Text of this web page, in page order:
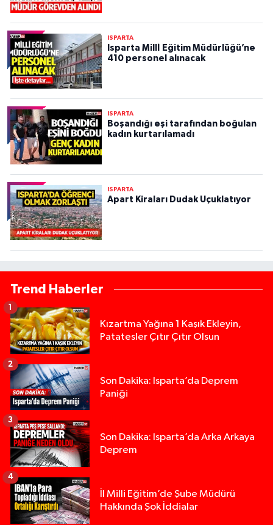
ISPARTA
Isparta Millİ Eğitim Müdürlüğü’ne
410 personel alınacak
ISPARTA
Boşandığı eşi tarafından boğulan
kadın kurtarılamadı
ISPARTA
Apart Kiraları Dudak Uçuklatıyor
Trend Haberler
Kızartma Yağına 1 Kaşık Ekleyin,
Patatesler Çıtır Çıtır Olsun
1
Son Dakika: Isparta’da Deprem
Paniği
2
Son Dakika: Isparta’da Arka Arkaya
Deprem
3
İl Milli Eğitim’de Şube Müdürü
Hakkında Şok İddialar
4